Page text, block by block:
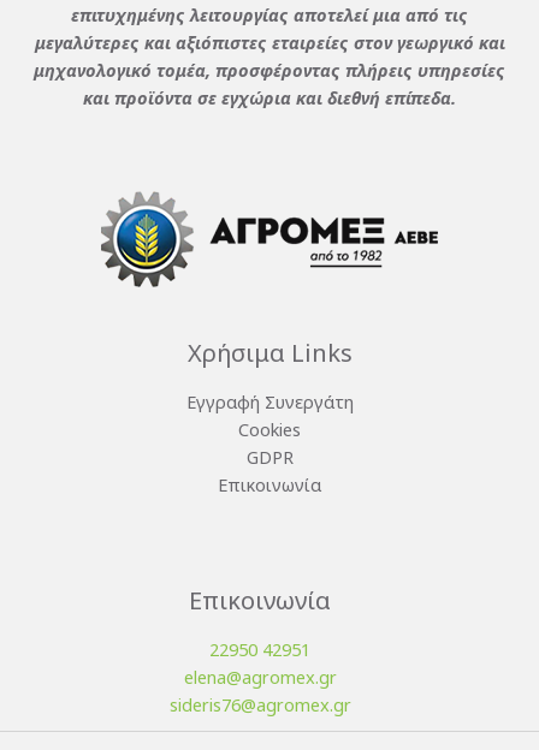
επιτυχημένης λειτουργίας αποτελεί μια από τις
μεγαλύτερες και αξιόπιστες εταιρείες στον γεωργικό και
μηχανολογικό τομέα, προσφέροντας πλήρεις υπηρεσίες
και προϊόντα σε εγχώρια και διεθνή επίπεδα.
Χρήσιμα Links
Εγγραφή Συνεργάτη
Cookies
GDPR
Επικοινωνία
Επικοινωνία
22950 42951
elena@agromex.gr
sideris76@agromex.gr